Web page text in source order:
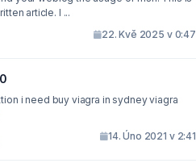
smartly written article. I ...
22. Kvě 2025 v 0:47
i need buy viagra in sydney viagra
14. Úno 2021 v 2:41